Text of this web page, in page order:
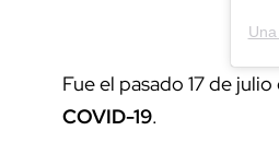
Fue el pasado 17 de
COVID-19.